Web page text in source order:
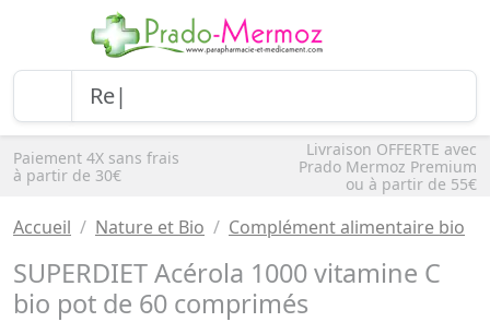
Paiement 4X sans frais
à partir de 30€
Livraison OFFERTE avec
Prado Mermoz Premium
ou à partir de 55€
Accueil Nature et Bio Complément alimentaire bio
SUPERDIET Acérola 1000 vitamine C
bio pot de 60 comprimés